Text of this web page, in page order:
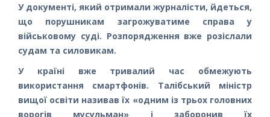
У документі, який отримали журналісти, йдеться,
що порушникам загрожуватиме справа у
військовому суді. Розпорядження вже розіслали
судам та силовикам.
У країні вже тривалий час обмежують
використання смартфонів. Талібський міністр
вищої освіти називав їх «одним із трьох головних
ворогів мусульман» і заборонив їх